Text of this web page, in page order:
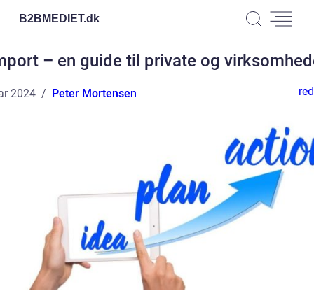
B2BMEDIET.dk
– en guide til private og
2024 Peter Mortensen